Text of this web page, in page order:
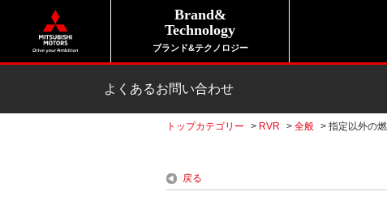
Brand&
Technology
ブランド&テクノロジー
よくあるお問い合わせ
トップカテゴリー > RVR > 全般 > 指定以外の
戻る